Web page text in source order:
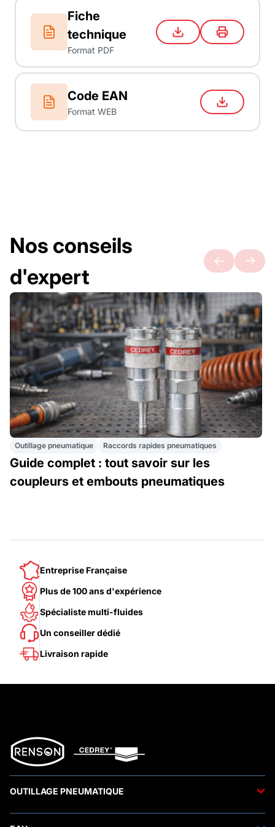
Fiche
technique
Format PDF
Code EAN
Format WEB
Nos conseils
d'expert
Outillage pneumatique Raccords rapides pneumatiques
Guide complet : tout savoir sur les
coupleurs et embouts pneumatiques
Entreprise Française
Plus de 100 ans d'expérience
Spécialiste multi-fluides
Un conseiller dédié
Livraison rapide
OUTILLAGE PNEUMATIQUE